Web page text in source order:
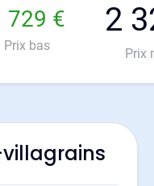
729 €
Prix bas
2
Prix